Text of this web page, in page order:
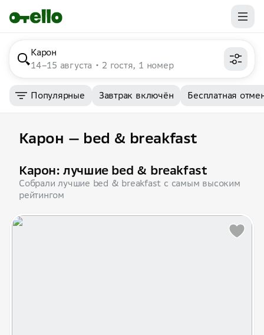
Карон
14–15 августа
2 гостя, 1 номер
Популярные Завтрак включён Бесплатная
Карон — bed & breakfast
Карон: лучшие bed & breakfast
Собрали лучшие bed & breakfast с самым высоким
рейтингом